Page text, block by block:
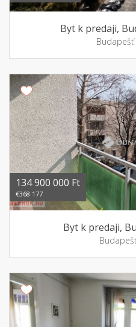
Byt k predaji,
134 900 000 Ft
€368 177
Byt k predaji,